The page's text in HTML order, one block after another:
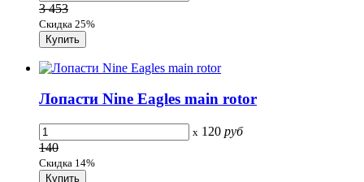
3 453
Скидка 25%
Лопасти Nine Eagles main rotor
x 120 руб
140
Скидка 14%